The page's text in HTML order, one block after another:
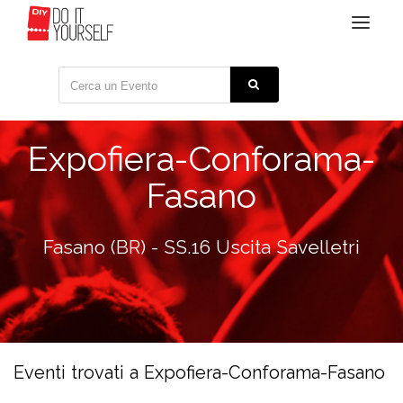
Toggle
Expofiera-Conforama-
Fasano
Fasano (BR) - SS.16 Uscita Savelletri
Eventi trovati a Expofiera-Conforama-Fasano